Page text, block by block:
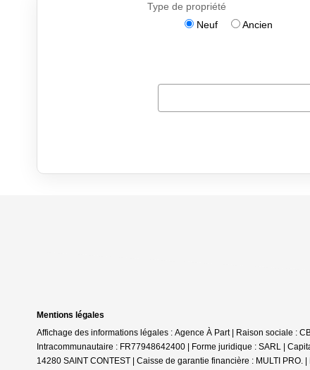
Mentions légales
Affichage des informations légales : Agence À Part | Raison sociale :
Intracommunautaire : FR77948642400 | Forme juridique : SARL |
14280 SAINT CONTEST | Caisse de garantie financière : MULTI